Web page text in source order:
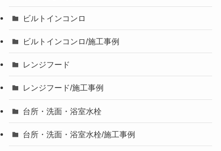
ビルトインコンロ
ビルトインコンロ/施工事例
レンジフード
レンジフード/施工事例
台所・洗面・浴室水栓
台所・洗面・浴室水栓/施工事例